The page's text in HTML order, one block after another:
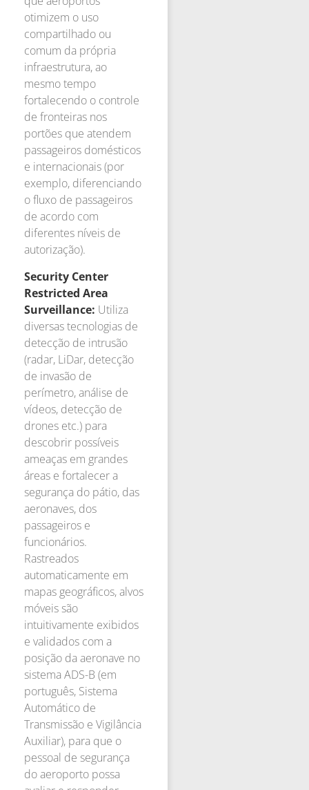
otimizem o uso
compartilhado ou
comum da própria
infraestrutura, ao
mesmo tempo
fortalecendo o controle
de fronteiras nos
portões que atendem
passageiros domésticos
e internacionais (por
exemplo, diferenciando
o fluxo de passageiros
de acordo com
diferentes níveis de
autorização).
Security Center
Restricted Area
Surveillance: Utiliza
diversas tecnologias de
detecção de intrusão
(radar, LiDar, detecção
de invasão de
perímetro, análise de
vídeos, detecção de
drones etc.) para
descobrir possíveis
ameaças em grandes
áreas e fortalecer a
segurança do pátio, das
aeronaves, dos
passageiros e
funcionários.
Rastreados
automaticamente em
mapas geográficos, alvos
móveis são
intuitivamente exibidos
e validados com a
posição da aeronave no
sistema ADS-B (em
português, Sistema
Automático de
Transmissão e Vigilância
Auxiliar), para que o
pessoal de segurança
do aeroporto possa